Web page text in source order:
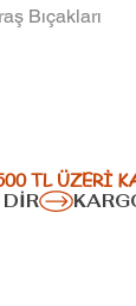
Bıçakları